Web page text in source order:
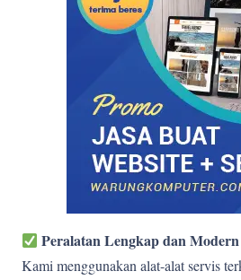
Peralatan Lengkap dan Modern
Kami menggunakan alat-alat servis